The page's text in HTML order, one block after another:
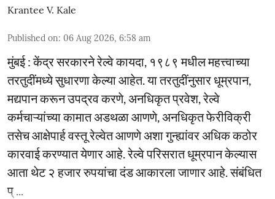
Krantee V. Kale
Published on: 06 Aug 2026, 6:58 am
मुंबई : केंद्र सरकारने रेल्वे कायदा, १९८९ मधील महत्त्वाच्या
तरतुदींमध्ये सुधारणा केल्या आहेत. या तरतुदींनुसार धूम्रपान,
मद्यपान करून उपद्रव करणे, अनधिकृत प्रवेश, रेल्वे
कर्मचाऱ्यांच्या कामात अडथळा आणणे, अनधिकृत फेरीविक्री
तसेच आक्षेपार्ह वस्तू रेल्वेत आणणे अशा गुन्ह्यांवर अधिक कठोर
कारवाई करण्यात येणार आहे. रेल्वे परिसरात धूम्रपान केल्यास
आता थेट २ हजार रुपयांचा दंड आकारला जाणार आहे. संबंधित
प् ...